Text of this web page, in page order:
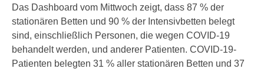
Das Dashboard vom Mittwoch zeigt, dass 87 % der
stationären Betten und 90 % der Intensivbetten belegt
sind, einschließlich Personen, die wegen COVID-19
behandelt werden, und anderer Patienten. COVID-19-
Patienten belegten 31 % aller stationären Betten und 37